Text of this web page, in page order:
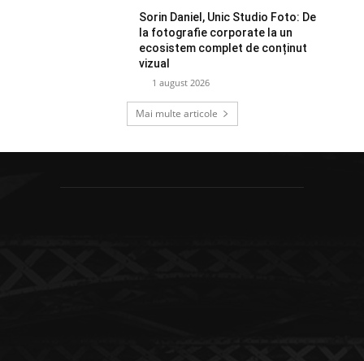
Sorin Daniel, Unic Studio Foto: De
la fotografie corporate la un
ecosistem complet de conținut
vizual
1 august 2026
Mai multe articole